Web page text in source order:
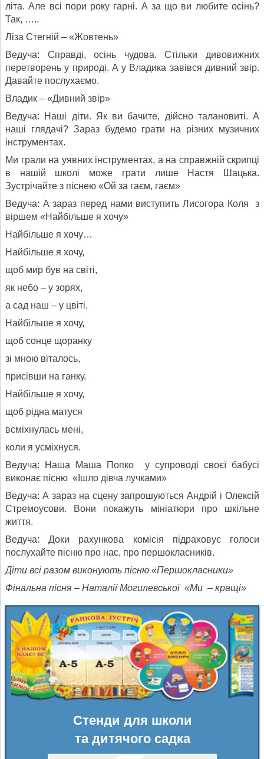
літа. Але всі пори року гарні. А за що ви любите осінь?
Так, …..
Ліза Стегній – «Жовтень»
Ведуча: Справді, осінь чудова. Стільки дивовижних
перетворень у природі. А у Владика завівся дивний звір.
Давайте послухаємо.
Владик – «Дивний звір»
Ведуча: Наші діти. Як ви бачите, дійсно талановиті. А
наші глядачі? Зараз будемо грати на різних музичних
інструментах.
Ми грали на уявних інструментах, а на справжній скрипці
в нашій школі може грати лише Настя Шацька.
Зустрічайте з піснею «Ой за гаєм, гаєм»
Ведуча: А зараз перед нами виступить Лисогора Коля з
віршем «Найбільше я хочу»
Найбільше я хочу…
Найбільше я хочу,
щоб мир був на світі,
як небо – у зорях,
а сад наш – у цвіті.
Найбільше я хочу,
щоб сонце щоранку
зі мною віталось,
присівши на ганку.
Найбільше я хочу,
щоб рідна матуся
всміхнулась мені,
коли я усміхнуся.
Ведуча: Наша Маша Попко у супроводі своєї бабусі
виконає пісню «Ішло дівча лучками»
Ведуча: А зараз на сцену запрошуються Андрій і Олексій
Стремоусови. Вони покажуть мініатюри про шкільне
життя.
Ведуча: Доки рахункова комісія підраховує голоси
послухайте пісню про нас, про першокласників.
Діти всі разом виконують пісню «Першокласники»
Фінальна пісня – Наталії Могилевської «Ми – кращі»
Стенди для школи
та дитячого садка